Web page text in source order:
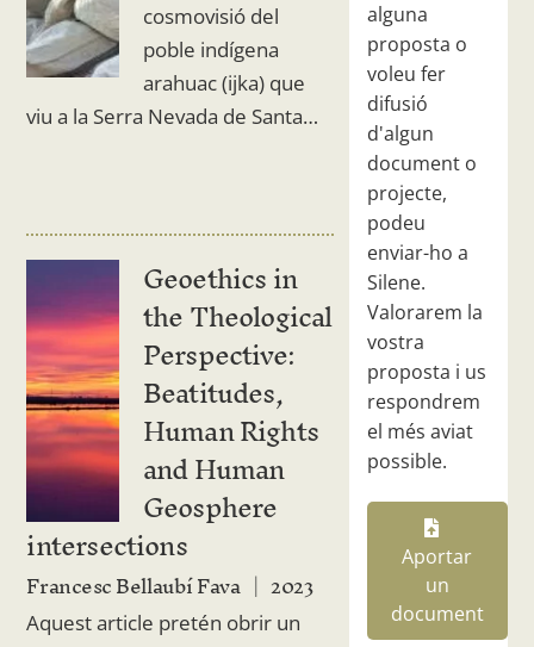
cosmovisió del
poble indígena
arahuac (ijka) que
viu a la Serra Nevada de Santa…
Geoethics in
the Theological
Perspective:
Beatitudes,
Human Rights
and Human
Geosphere
intersections
Francesc Bellaubí Fava 2023
Aquest article pretén obrir un
alguna
proposta o
voleu fer
difusió
d'algun
document o
projecte,
podeu
enviar-ho a
Silene.
Valorarem la
vostra
proposta i us
respondrem
el més aviat
possible.
Aportar
un
document